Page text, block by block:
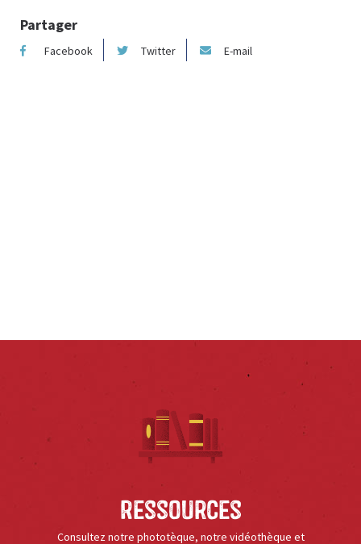
Partager
Facebook Twitter E-mail
Ressources
Consultez notre phototèque, notre vidéothèque et